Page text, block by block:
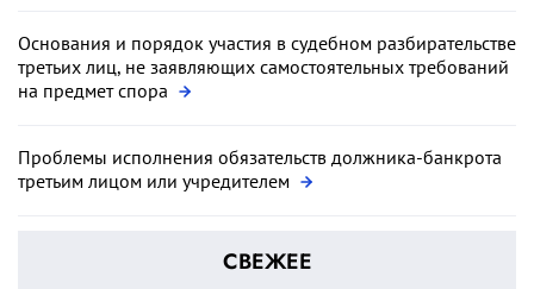
Основания и порядок участия в судебном разбирательстве
третьих лиц, не заявляющих самостоятельных требований
на предмет спора
Проблемы исполнения обязательств должника-банкрота
третьим лицом или учредителем
СВЕЖЕЕ